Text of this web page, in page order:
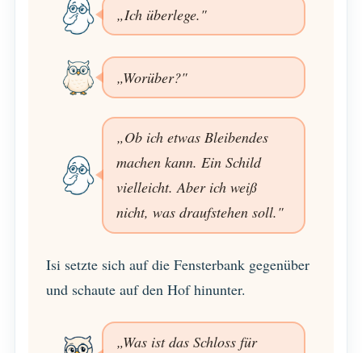
„Ich überlege."
„Worüber?"
„Ob ich etwas Bleibendes
machen kann. Ein Schild
vielleicht. Aber ich weiß
nicht, was draufstehen soll."
Isi setzte sich auf die Fensterbank gegenüber
und schaute auf den Hof hinunter.
„Was ist das Schloss für